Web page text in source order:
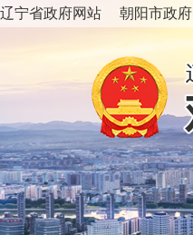
辽宁省政府网站 朝阳市政